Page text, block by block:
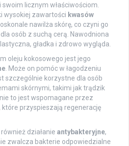
licznym właściwościom.
wysokiej zawartości kwasów
nawilża skórę, co czyni go
osób z suchą cerą. Nawodniona
gładka i zdrowo wygląda.
oleju kokosowego jest jego
. Może on pomóc w łagodzeniu
szczególnie korzystne dla osób
skórnymi, takimi jak trądzik
to jest wspomagane przez
które przyspieszają regenerację
działanie antybakteryjne,
zwalcza bakterie odpowiedzialne